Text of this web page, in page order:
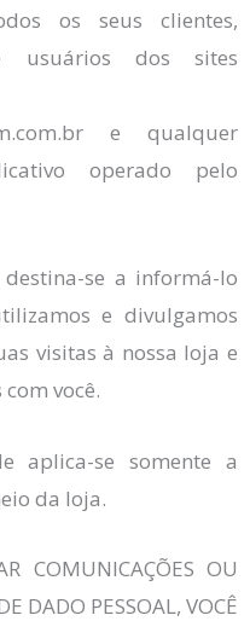
os seus clientes,
usuários dos sites
e qualquer
operado pelo
se a informá-lo
e divulgamos
visitas à nossa loja e
você.
aplica-se somente a
da loja.
COMUNICAÇÕES OU
DADO PESSOAL, VOCÊ